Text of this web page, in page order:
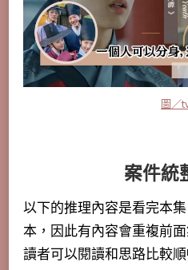
圖／
案件統
以下的推理內容是看完本
本，因此有內容會重複前
讀者可以閱讀和思路比較